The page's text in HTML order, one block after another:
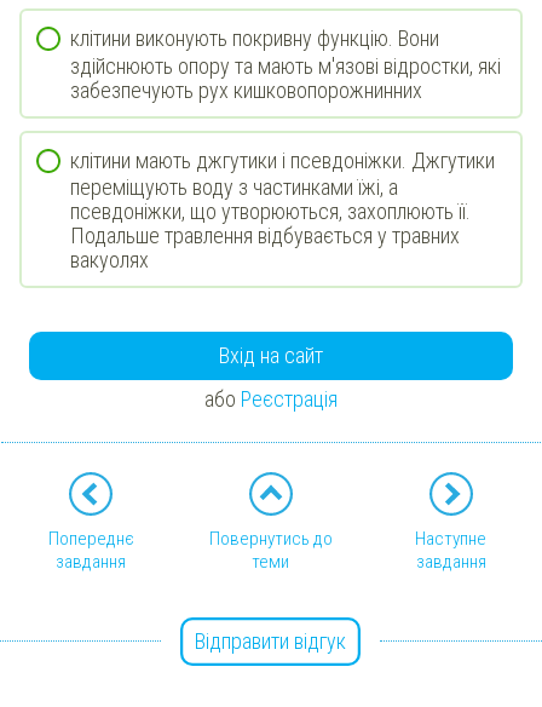
клітини виконують покривну функцію. Вони
здійснюють опору та мають м'язові відростки, які
забезпечують рух кишковопорожнинних
клітини мають джгутики і псевдоніжки. Джгутики
переміщують воду з частинками їжі, а
псевдоніжки, що утворюються, захоплюють її.
Подальше травлення відбувається у травних
вакуолях
Вхід на сайт
або Реєстрація
Попереднє
завдання
Повернутись до
теми
Наступне
завдання
Відправити відгук